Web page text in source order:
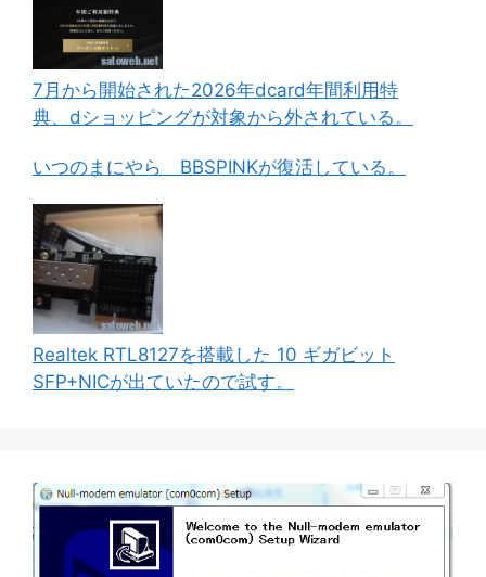
7月から開始された2026年dcard年間利用特
典、dショッピングが対象から外されている。
いつのまにやら BBSPINKが復活している。
Realtek RTL8127を搭載した 10 ギガビット
SFP+NICが出ていたので試す。